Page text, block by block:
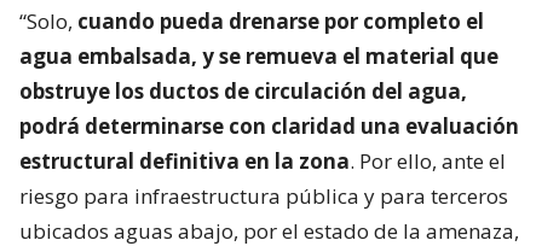
“Solo, cuando pueda drenarse por completo el
agua embalsada, y se remueva el material que
obstruye los ductos de circulación del agua,
podrá determinarse con claridad una evaluación
estructural definitiva en la zona. Por ello, ante el
riesgo para infraestructura pública y para terceros
ubicados aguas abajo, por el estado de la amenaza,